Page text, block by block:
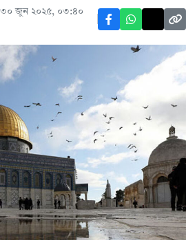
জুন ২০২৫, ০৩:৪০